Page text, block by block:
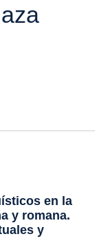
en la
y romana.
y